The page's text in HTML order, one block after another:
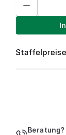
Staffelpreise